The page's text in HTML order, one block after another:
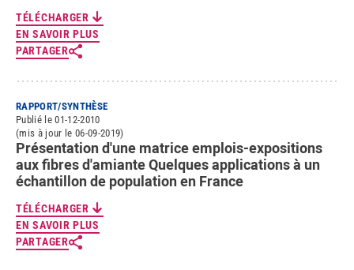
TÉLÉCHARGER
EN SAVOIR PLUS
PARTAGER
RAPPORT/SYNTHÈSE
Publié le 01-12-2010
(mis à jour le 06-09-2019)
Présentation d'une matrice emplois-expositions
aux fibres d'amiante Quelques applications à un
échantillon de population en France
TÉLÉCHARGER
EN SAVOIR PLUS
PARTAGER